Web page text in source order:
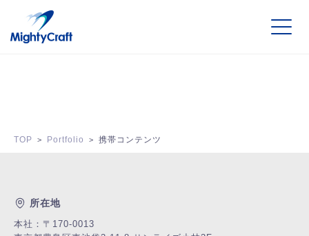
TOP > Portfolio > 携帯コンテンツ
所在地
本社：〒170-0013